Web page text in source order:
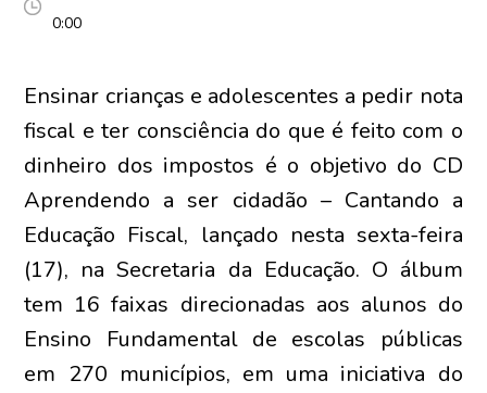
0:00
Ensinar crianças e adolescentes a pedir nota
fiscal e ter consciência do que é feito com o
dinheiro dos impostos é o objetivo do CD
Aprendendo a ser cidadão – Cantando a
Educação Fiscal, lançado nesta sexta-feira
(17), na Secretaria da Educação. O álbum
tem 16 faixas direcionadas aos alunos do
Ensino Fundamental de escolas públicas
em 270 municípios, em uma iniciativa do